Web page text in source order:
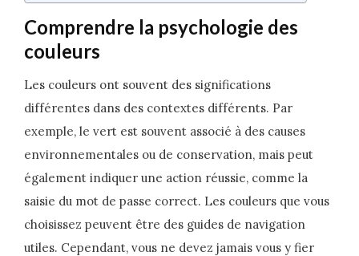
Comprendre la psychologie des
couleurs
Les couleurs ont souvent des significations
différentes dans des contextes différents. Par
exemple, le vert est souvent associé à des causes
environnementales ou de conservation, mais peut
également indiquer une action réussie, comme la
saisie du mot de passe correct. Les couleurs que vous
choisissez peuvent être des guides de navigation
utiles. Cependant, vous ne devez jamais vous y fier